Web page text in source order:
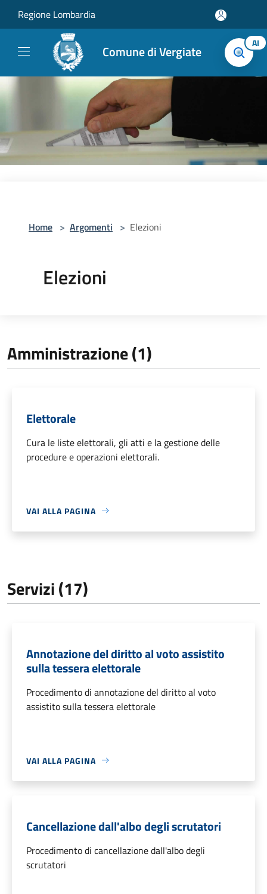
Regione Lombardia
Comune di Vergiate AI
Home > Argomenti > Elezioni
Elezioni
Amministrazione (1)
Elettorale
Cura le liste elettorali, gli atti e la gestione delle
procedure e operazioni elettorali.
VAI ALLA PAGINA
Servizi (17)
Annotazione del diritto al voto assistito
sulla tessera elettorale
Procedimento di annotazione del diritto al voto
assistito sulla tessera elettorale
VAI ALLA PAGINA
Cancellazione dall'albo degli scrutatori
Procedimento di cancellazione dall'albo degli
scrutatori